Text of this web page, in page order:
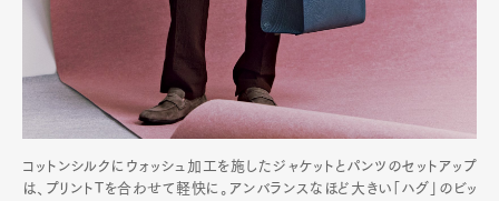
コットンシルクにウォッシュ加工を施したジャケットとパンツのセットアップ
は、プリントTを合わせて軽快に。アンバランスなほど大きい「ハグ」のビッ